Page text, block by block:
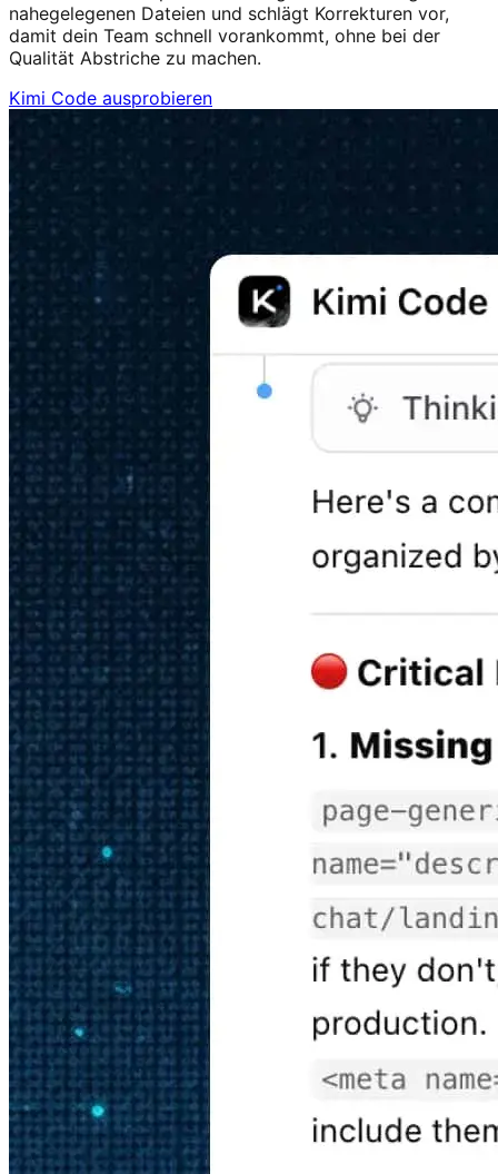
nahegelegenen Dateien und schlägt Korrekturen vor,
damit dein Team schnell vorankommt, ohne bei der
Qualität Abstriche zu machen.
Kimi Code ausprobieren